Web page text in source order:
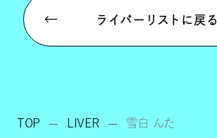
ライバーリストに戻る
TOP LIVER 雪白 んた